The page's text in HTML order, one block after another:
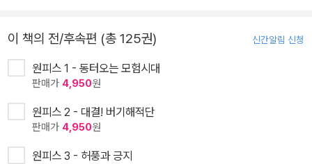
이 책의 전/후속편 (총 125권) 신간알림 신청
원피스 1 - 동터오는 모험시대
판매가 4,950원
원피스 2 - 대결! 버기해적단
판매가 4,950원
원피스 3 - 허풍과 긍지